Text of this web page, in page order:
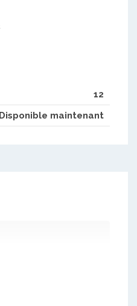
12
Disponible maintenant